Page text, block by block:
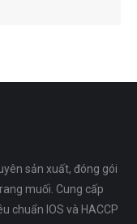
sản xuất, đóng gói
muối. Cung cấp
chuẩn IOS và HACCP